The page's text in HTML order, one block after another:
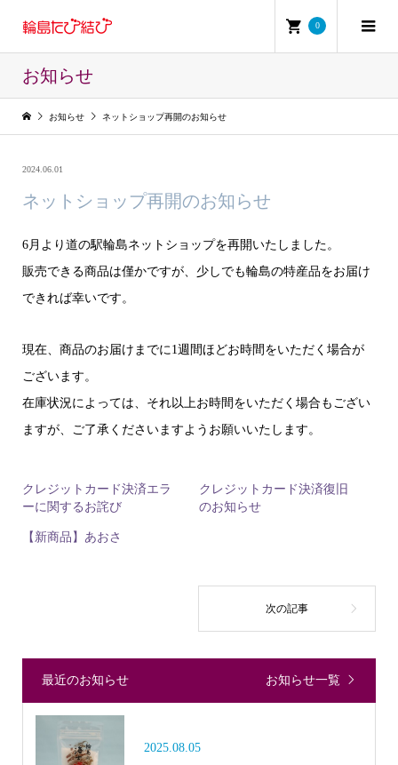
0
お知らせ
お知らせ ネットショップ再開のお知らせ
2024.06.01
ネットショップ再開のお知らせ
6月より道の駅輪島ネットショップを再開いたしました。
販売できる商品は僅かですが、少しでも輪島の特産品をお届け
できれば幸いです。
現在、商品のお届けまでに1週間ほどお時間をいただく場合が
ございます。
在庫状況によっては、それ以上お時間をいただく場合もござい
ますが、ご了承くださいますようお願いいたします。
クレジットカード決済エラ
ーに関するお詫び
クレジットカード決済復旧
のお知らせ
【新商品】あおさ
最近のお知らせ お知らせ一覧
2025.08.05